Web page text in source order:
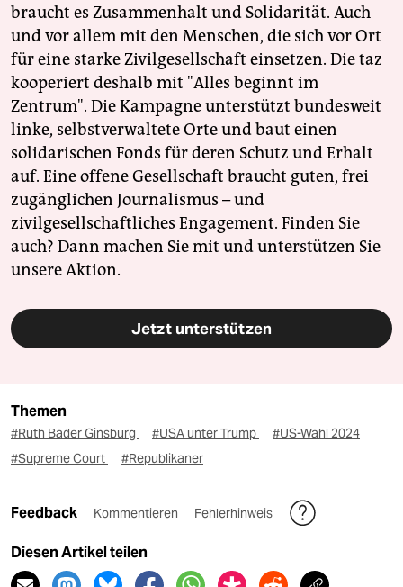
braucht es Zusammenhalt und Solidarität. Auch
und vor allem mit den Menschen, die sich vor Ort
für eine starke Zivilgesellschaft einsetzen. Die taz
kooperiert deshalb mit "Alles beginnt im
Zentrum". Die Kampagne unterstützt bundesweit
linke, selbstverwaltete Orte und baut einen
solidarischen Fonds für deren Schutz und Erhalt
auf. Eine offene Gesellschaft braucht guten, frei
zugänglichen Journalismus – und
zivilgesellschaftliches Engagement. Finden Sie
auch? Dann machen Sie mit und unterstützen Sie
unsere Aktion.
Jetzt unterstützen
Themen
#Ruth Bader Ginsburg #USA unter Trump
#US-Wahl 2024
#Supreme Court
#Republikaner
Feedback Kommentieren Fehlerhinweis
Diesen Artikel teilen